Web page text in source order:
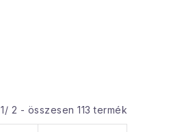
1/ 2 - összesen 113 termék